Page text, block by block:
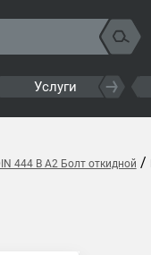
Услуги
444 B A2 Болт откидной /